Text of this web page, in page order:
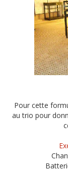
Pour cette
au trio pour